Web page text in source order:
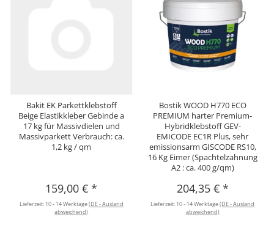
Bakit EK Parkettklebstoff
Beige Elastikkleber Gebinde a
17 kg für Massivdielen und
Massivparkett Verbrauch: ca.
1,2 kg / qm
159,00 €*
Lieferzeit: 10 - 14 Werktage(DE - Ausland
abweichend)
Bostik WOOD H770 ECO
PREMIUM harter Premium-
Hybridklebstoff GEV-
EMICODE EC1R Plus, sehr
emissionsarm GISCODE RS10,
16 Kg Eimer (Spachtelzahnung
A2 : ca. 400 g/qm)
204,35 € *
Lieferzeit: 10 - 14 Werktage(DE - Ausland
abweichend)